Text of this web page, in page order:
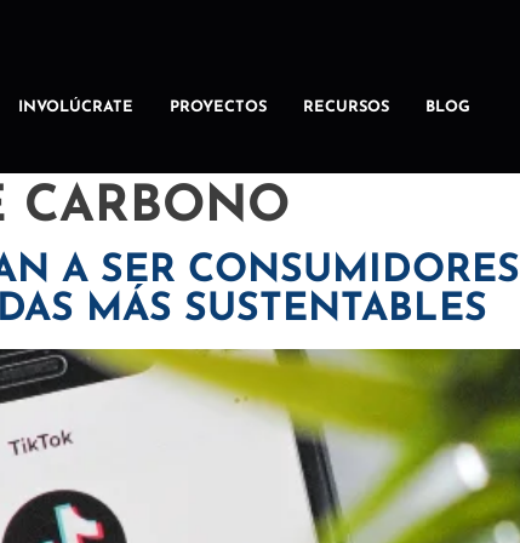
INVOLÚCRATE PROYECTOS RECURSOS BLOG
CARBONO
A SER CONSUMIDORES
MÁS SUSTENTABLES